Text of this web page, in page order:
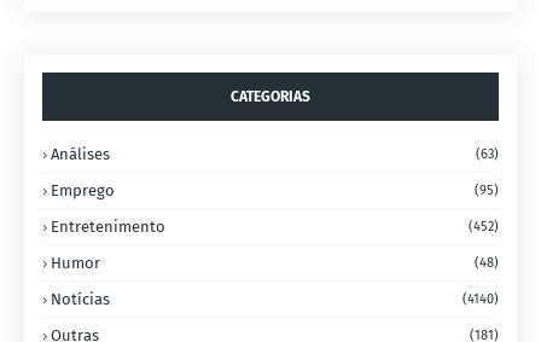
CATEGORIAS
Análises (63)
Emprego (95)
Entretenimento (452)
Humor (48)
Notícias (4140)
Outras (181)